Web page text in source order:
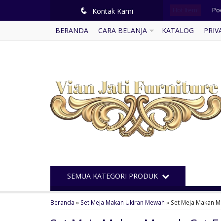
q Kontak Kami
BERANDA CARA BELANJA KATALOG
SEMUA KATEGORI PRODUK
Beranda » Set Meja Makan Ukiran Mewah » Set Meja Makan